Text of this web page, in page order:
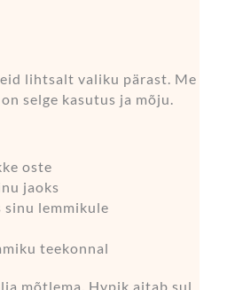
lihtsalt valiku pärast. Me
selge kasutus ja mõju.
oste
jaoks
sinu lemmikule
teekonnal
mõtlema. Hypik aitab sul